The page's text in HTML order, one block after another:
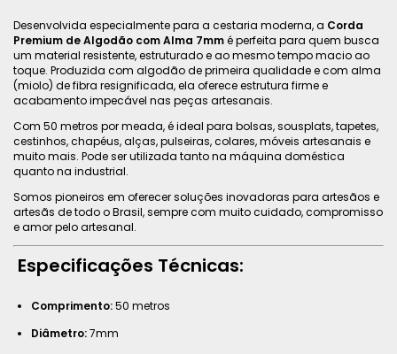
Desenvolvida especialmente para a cestaria moderna, a Corda
Premium de Algodão com Alma 7mmé perfeita para quem busca
um material resistente, estruturado e ao mesmo tempo macio ao
toque. Produzida com algodão de primeira qualidade e com alma
(miolo) de fibra resignificada, ela oferece estrutura firme e
acabamento impecável nas peças artesanais.
Com 50 metros por meada, é ideal para bolsas, sousplats, tapetes,
cestinhos, chapéus, alças, pulseiras, colares, móveis artesanais e
muito mais. Pode ser utilizada tanto na máquina doméstica
quanto na industrial.
Somos pioneiros em oferecer soluções inovadoras para artesãos e
artesãs de todo o Brasil, sempre com muito cuidado, compromisso
e amor pelo artesanal.
Especificações Técnicas:
Comprimento:50 metros
Diâmetro:7mm